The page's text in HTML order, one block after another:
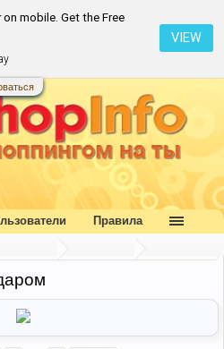
mobile. Get the Free
VIEW
Правила